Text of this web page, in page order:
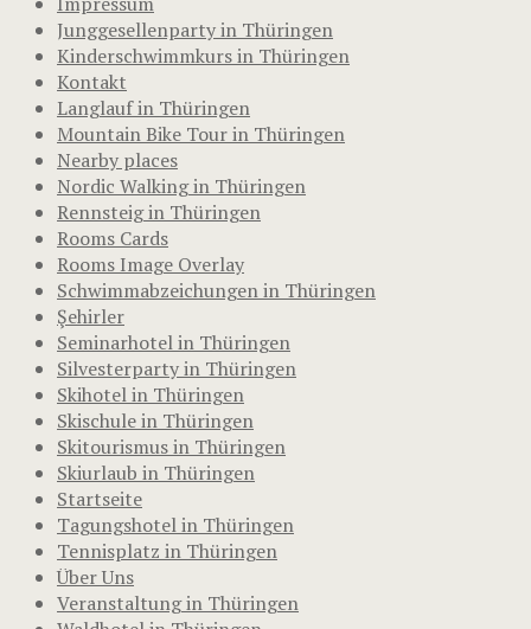
Junggesellenparty in Thüringen
Kinderschwimmkurs in Thüringen
Kontakt
Langlauf in Thüringen
Mountain Bike Tour in Thüringen
Nearby places
Nordic Walking in Thüringen
Rennsteig in Thüringen
Rooms Cards
Rooms Image Overlay
Schwimmabzeichungen in Thüringen
Şehirler
Seminarhotel in Thüringen
Silvesterparty in Thüringen
Skihotel in Thüringen
Skischule in Thüringen
Skitourismus in Thüringen
Skiurlaub in Thüringen
Startseite
Tagungshotel in Thüringen
Tennisplatz in Thüringen
Über Uns
Veranstaltung in Thüringen